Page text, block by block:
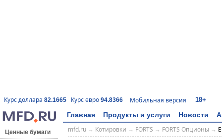
Курс доллара 82.1665 Курс евро 94.8366 Мобильная версия 18+
Главная Продукты и услуги Новости
Ценные бумаги
mfd.ru→ Котировки → FORTS → FORTS Опционы→